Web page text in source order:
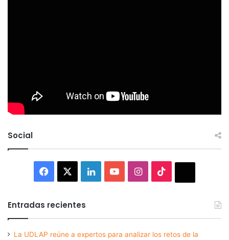
Social
Facebook LinkedInYouTubeInstagram
Entradas recientes
La UDLAP reúne a expertos para analizar los retos de la